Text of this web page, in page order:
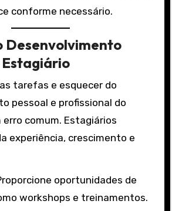
conforme necessário.
Desenvolvimento
Estagiário
tarefas e esquecer do
pessoal e profissional do
comum. Estagiários
experiência, crescimento e
oportunidades de
workshops e treinamentos.